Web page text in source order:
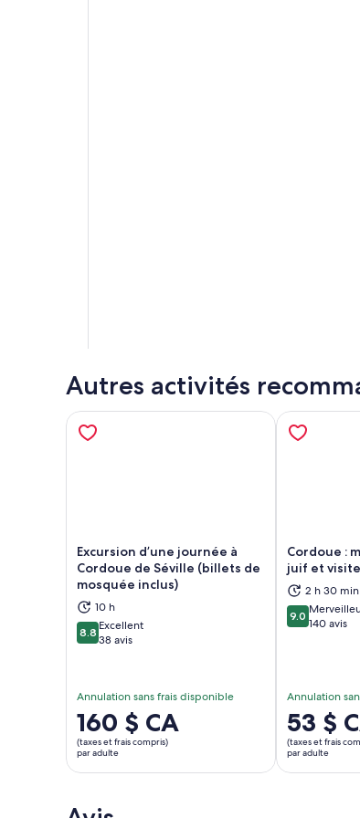
Autres activités
Excursion d’une journée à
Cordoue de Séville (billets de
mosquée inclus)
10 h
8.88.8 sur 10
Excellent
38 avis
Annulation sans frais disponible
Le
prix
est
de 160 $ CA.
adulte
160 $ CA
(taxes et frais compris)
par adulte
S’ouvre dans un nouvel
Cordoue :
juif et
2 h 30 min
9.09.0 sur 10
140 avis
Annulation
Le
prix
est
de 53 $
53 $
(taxes et frais
par adulte